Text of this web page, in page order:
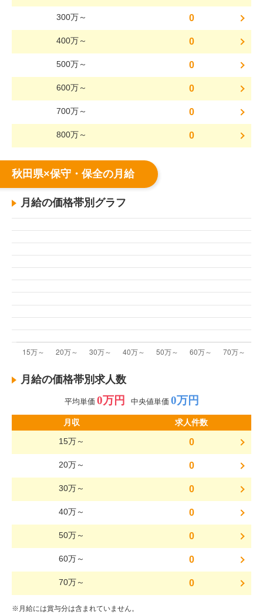
300万～ 0
400万～ 0
500万～ 0
600万～ 0
700万～ 0
800万～ 0
秋田県×保守・保全の月給
月給の価格帯別グラフ
月給の価格帯別求人数
平均単価 0万円 中央値単価 0万円
月収
求人件数
15万～
0
20万～ 0
30万～ 0
40万～ 0
50万～ 0
60万～ 0
70万～ 0
※月給には賞与分は含まれていません。